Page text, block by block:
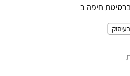
חיפה ב
בעיסוק